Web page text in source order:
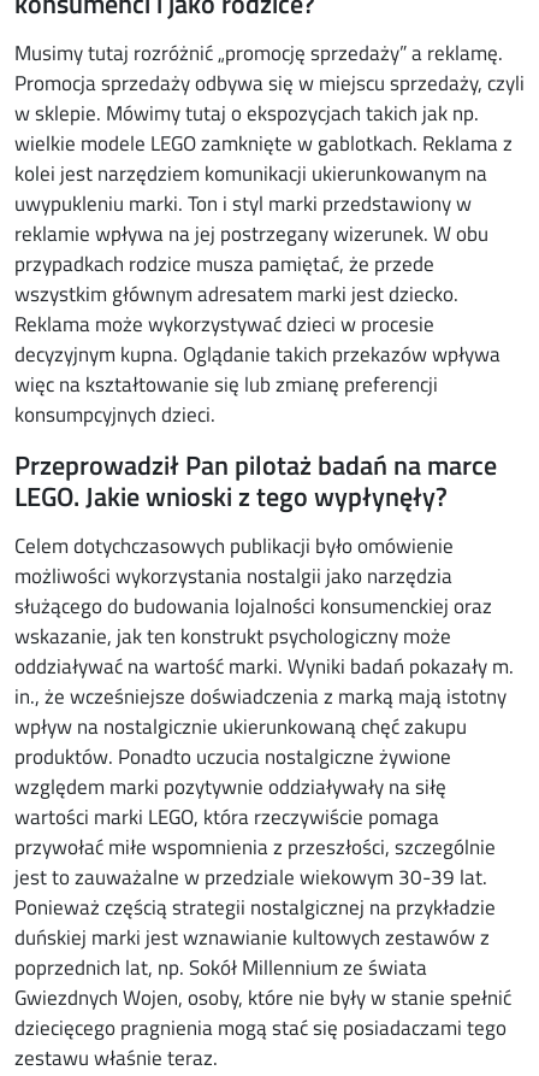
Musimy tutaj rozróżnić „promocję sprzedaży” a reklamę.
Promocja sprzedaży odbywa się w miejscu sprzedaży, czyli
w sklepie. Mówimy tutaj o ekspozycjach takich jak np.
wielkie modele LEGO zamknięte w gablotkach. Reklama z
kolei jest narzędziem komunikacji ukierunkowanym na
uwypukleniu marki. Ton i styl marki przedstawiony w
reklamie wpływa na jej postrzegany wizerunek. W obu
przypadkach rodzice musza pamiętać, że przede
wszystkim głównym adresatem marki jest dziecko.
Reklama może wykorzystywać dzieci w procesie
decyzyjnym kupna. Oglądanie takich przekazów wpływa
więc na kształtowanie się lub zmianę preferencji
konsumpcyjnych dzieci.
Przeprowadził Pan pilotaż badań na marce
LEGO. Jakie wnioski z tego wypłynęły?
Celem dotychczasowych publikacji było omówienie
możliwości wykorzystania nostalgii jako narzędzia
służącego do budowania lojalności konsumenckiej oraz
wskazanie, jak ten konstrukt psychologiczny może
oddziaływać na wartość marki. Wyniki badań pokazały m.
in., że wcześniejsze doświadczenia z marką mają istotny
wpływ na nostalgicznie ukierunkowaną chęć zakupu
produktów. Ponadto uczucia nostalgiczne żywione
względem marki pozytywnie oddziaływały na siłę
wartości marki LEGO, która rzeczywiście pomaga
przywołać miłe wspomnienia z przeszłości, szczególnie
jest to zauważalne w przedziale wiekowym 30-39 lat.
Ponieważ częścią strategii nostalgicznej na przykładzie
duńskiej marki jest wznawianie kultowych zestawów z
poprzednich lat, np. Sokół Millennium ze świata
Gwiezdnych Wojen, osoby, które nie były w stanie spełnić
dziecięcego pragnienia mogą stać się posiadaczami tego
zestawu właśnie teraz.